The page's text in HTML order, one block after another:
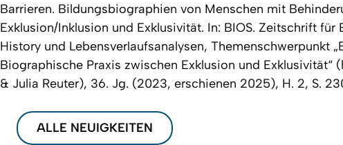
Barrieren. Bildungsbiographien von Menschen mit
Exklusion/Inklusion und Exklusivität. In: BIOS. Zeitschrift
History und Lebensverlaufsanalysen, Themenschwerpunkt
Biographische Praxis zwischen Exklusion und Exklusivität“
& Julia Reuter), 36. Jg. (2023, erschienen 2025), H. 2, S.
ALLE NEUIGKEITEN